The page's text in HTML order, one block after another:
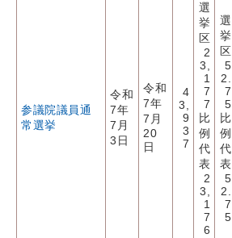
参議院議員通
常選挙
令和
7年
7月
3日
令和
7年
7月
20
日
4
3,
9
3
7
選
挙
区
2
3,
1
7
7
比
例
代
表
2
3,
1
7
6
選
挙
区
5
2.
7
5
比
例
代
表
5
2.
7
5